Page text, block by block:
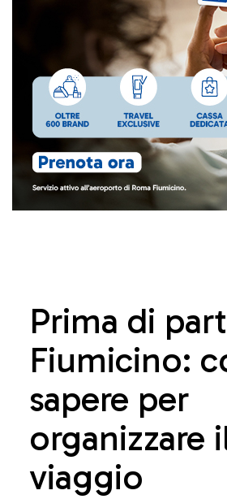
Prima di
Fiumicino:
sapere per
organizzare
viaggio